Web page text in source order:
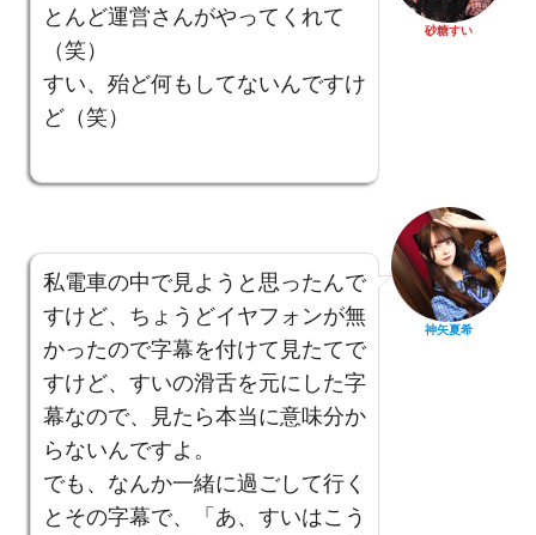
とんど運営さんがやってくれて
（笑）
すい、殆ど何もしてないんですけ
ど（笑）
砂糖すい
私電車の中で見ようと思ったんで
すけど、ちょうどイヤフォンが無
かったので字幕を付けて見たてで
すけど、すいの滑舌を元にした字
幕なので、見たら本当に意味分か
らないんですよ。
でも、なんか一緒に過ごして行く
とその字幕で、「あ、すいはこう
神矢夏希